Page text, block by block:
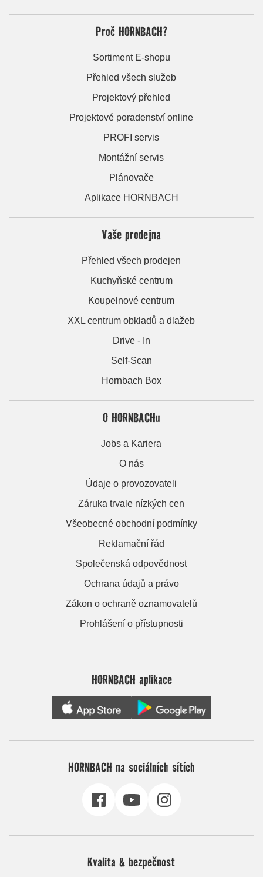
Proč HORNBACH?
Sortiment E-shopu
Přehled všech služeb
Projektový přehled
Projektové poradenství online
PROFI servis
Montážní servis
Plánovače
Aplikace HORNBACH
Vaše prodejna
Přehled všech prodejen
Kuchyňské centrum
Koupelnové centrum
XXL centrum obkladů a dlažeb
Drive - In
Self-Scan
Hornbach Box
O HORNBACHu
Jobs a Kariera
O nás
Údaje o provozovateli
Záruka trvale nízkých cen
Všeobecné obchodní podmínky
Reklamační řád
Společenská odpovědnost
Ochrana údajů a právo
Zákon o ochraně oznamovatelů
Prohlášení o přístupnosti
HORNBACH aplikace
HORNBACH na sociálních sítích
Kvalita & bezpečnost